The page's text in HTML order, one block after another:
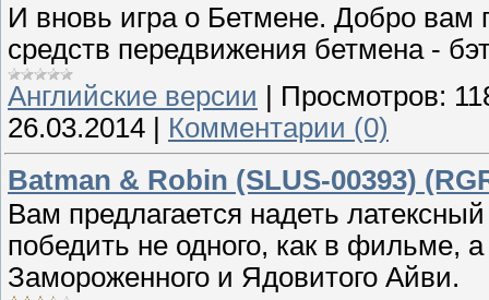
И вновь игра о Бетмене. Добро вам
средств передвижения бетмена -
Английские версии
Просмотров:
26.03.2014
Комментарии (0)
Batman & Robin (SLUS-00393)
Вам предлагается надеть
победить не одного, как в фильме,
Замороженного и Ядовитого Айви.